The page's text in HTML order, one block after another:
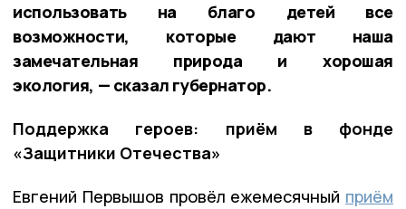
использовать на благо детей все
возможности, которые дают наша
замечательная природа и хорошая
экология, — сказал губернатор.
Поддержка героев: приём в фонде
«Защитники Отечества»
Евгений Первышов провёл ежемесячный приём